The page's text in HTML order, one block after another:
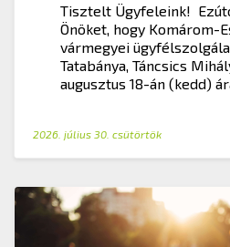
Tisztelt Ügyfeleink!
Önöket, hogy Komárom-
vármegyei
Tatabánya, Táncsics
augusztus 18-án (kedd)
2026. július 30. csütörtök